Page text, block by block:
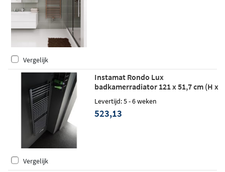
Vergelijk
Instamat Rondo Lux
badkamerradiator 121 x 51,7 cm (H x
Levertijd: 5 - 6 weken
523,13
Vergelijk